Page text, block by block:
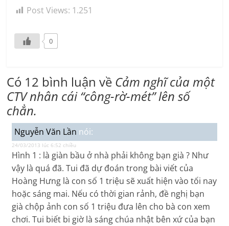
Post Views: 1.251
0
Có 12 bình luận về Cảm nghĩ của một
CTV nhân cái “công-rờ-mét” lên số
chẳn.
Nguyễn Văn Lần nói:
24/03/2013 lúc 6:52 chiều
Hình 1 : là giàn bầu ở nhà phải không bạn già ? Như
vậy là quá đã. Tui đã dự đoán trong bài viết của
Hoàng Hưng là con số 1 triệu sẽ xuất hiện vào tối nay
hoặc sáng mai. Nếu có thời gian rảnh, đề nghị bạn
già chộp ảnh con số 1 triệu đưa lên cho bà con xem
chơi. Tui biết bi giờ là sáng chúa nhật bên xứ của bạn